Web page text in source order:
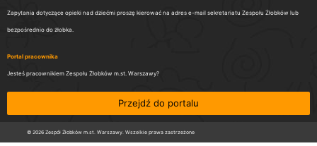
Zapytania dotyczące opieki nad dziećmi proszę kierować na adres e-mail sekretariatu Zespołu Żłobków lub
bezpośrednio do żłobka.
Portal pracownika
Jesteś pracownikiem Zespołu Żłobków m.st. Warszawy?
Przejdź do portalu
© 2026 Zespół Żłobków m.st. Warszawy. Wszelkie prawa zastrzeżone